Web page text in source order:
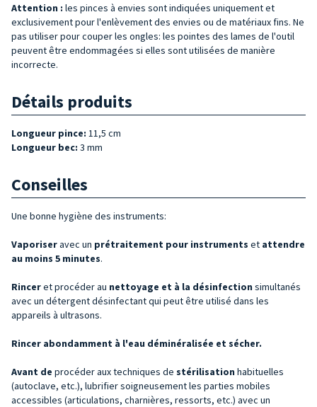
Attention : les pinces à envies sont indiquées uniquement et
exclusivement pour l'enlèvement des envies ou de matériaux fins. Ne
pas utiliser pour couper les ongles: les pointes des lames de l'outil
peuvent être endommagées si elles sont utilisées de manière
incorrecte.
Détails produits
Longueur pince: 11,5 cm
Longueur bec: 3 mm
Conseilles
Une bonne hygiène des instruments:
Vaporiseravec un prétraitement pour instruments et attendre
au moins 5 minutes.
Rinceret procéder au nettoyage et à la désinfection simultanés
avec un détergent désinfectant qui peut être utilisé dans les
appareils à ultrasons.
Rincer abondamment à l'eau déminéralisée et sécher.
Avant de procéder aux techniques de stérilisation habituelles
(autoclave, etc.), lubrifier soigneusement les parties mobiles
accessibles (articulations, charnières, ressorts, etc.) avec un